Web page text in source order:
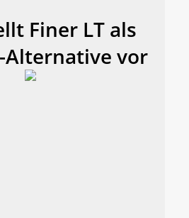
Finer LT als
Alternative vor